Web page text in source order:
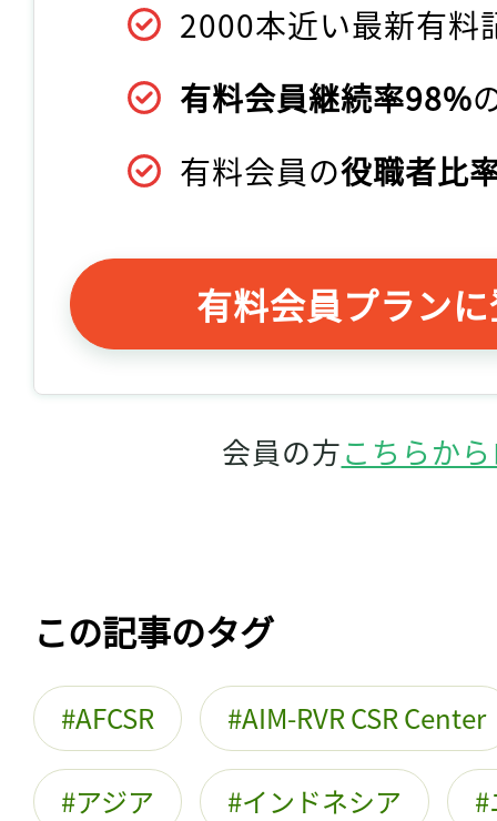
2000本近い最新有料
有料会員継続率98%
有料会員の役職者比
有料会員プラン
会員の方こちらか
この記事のタグ
AFCSR AIM-RVR CSR Center
アジア インドネシア